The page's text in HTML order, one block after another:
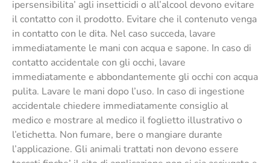
ipersensibilita’ agli insetticidi o all’alcool devono evitare
il contatto con il prodotto. Evitare che il contenuto venga
in contatto con le dita. Nel caso succeda, lavare
immediatamente le mani con acqua e sapone. In caso di
contatto accidentale con gli occhi, lavare
immediatamente e abbondantemente gli occhi con acqua
pulita. Lavare le mani dopo l’uso. In caso di ingestione
accidentale chiedere immediatamente consiglio al
medico e mostrare al medico il foglietto illustrativo o
l’etichetta. Non fumare, bere o mangiare durante
l’applicazione. Gli animali trattati non devono essere